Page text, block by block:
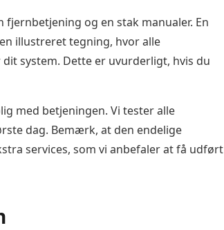
og en stak manualer. En
illustreret tegning, hvor alle
system. Dette er uvurderligt, hvis du
med betjeningen. Vi tester alle
dag. Bemærk, at den endelige
services, som vi anbefaler at få udført